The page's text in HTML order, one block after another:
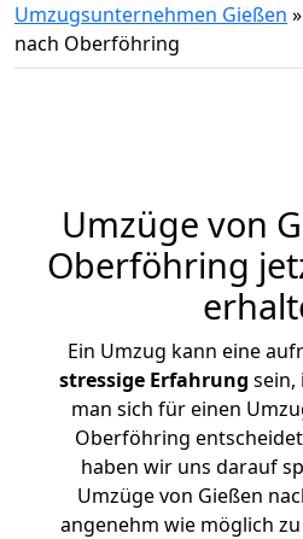
Umzugsunternehmen Gießen »
nach Oberföhring
Umzüge von
Oberföhring
Ein Umzug kann eine
stressige Erfahrung sein,
man sich für einen
Oberföhring
haben wir uns darauf
Umzüge von Gießen
angenehm wie möglich